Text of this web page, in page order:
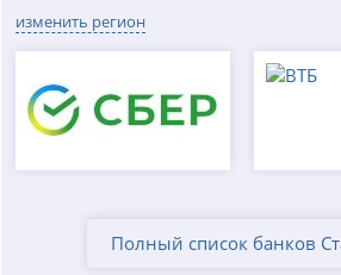
изменить регион
Полный список банков